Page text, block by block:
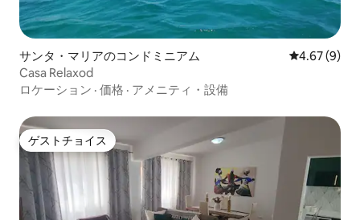
サンタ・マリアのコンドミニアム レビュー9
4.67 (9)
Casa Relaxod
ロケーション · 価格 · アメニティ・設備
ゲストチョイス
ゲストチョイス